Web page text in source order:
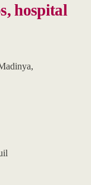
hospital
,